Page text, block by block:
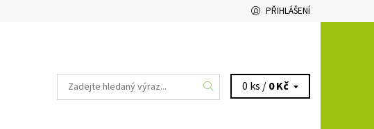
PŘIHLÁŠENÍ
0 ks /0 Kč